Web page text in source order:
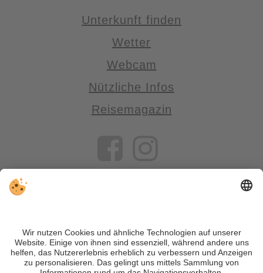
Unterkunft finden
Wetter
Webcam
Nützliche Infos
Reisemagazin
VIVOSüdtirol ist das Reiseportal für alle, die Südtirol nicht nur
besuchen, sondern wirklich erleben wollen – inklusive Tipps,
tollen Unterkünften und Angeboten.